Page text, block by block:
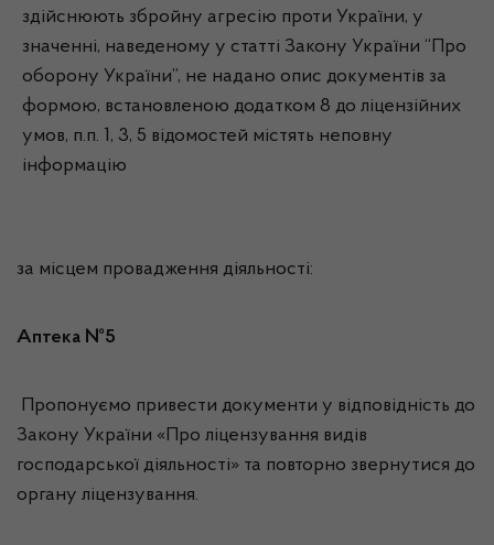
здійснюють збройну агресію проти України, у
значенні, наведеному у статті Закону України “Про
оборону України”, не надано опис документів за
формою, встановленою додатком 8 до ліцензійних
умов, п.п. 1, 3, 5 відомостей містять неповну
інформацію
за місцем провадження діяльності:
Аптека №5
Пропонуємо привести документи у відповідність до
Закону України «Про ліцензування видів
господарської діяльності» та повторно звернутися до
органу ліцензування.